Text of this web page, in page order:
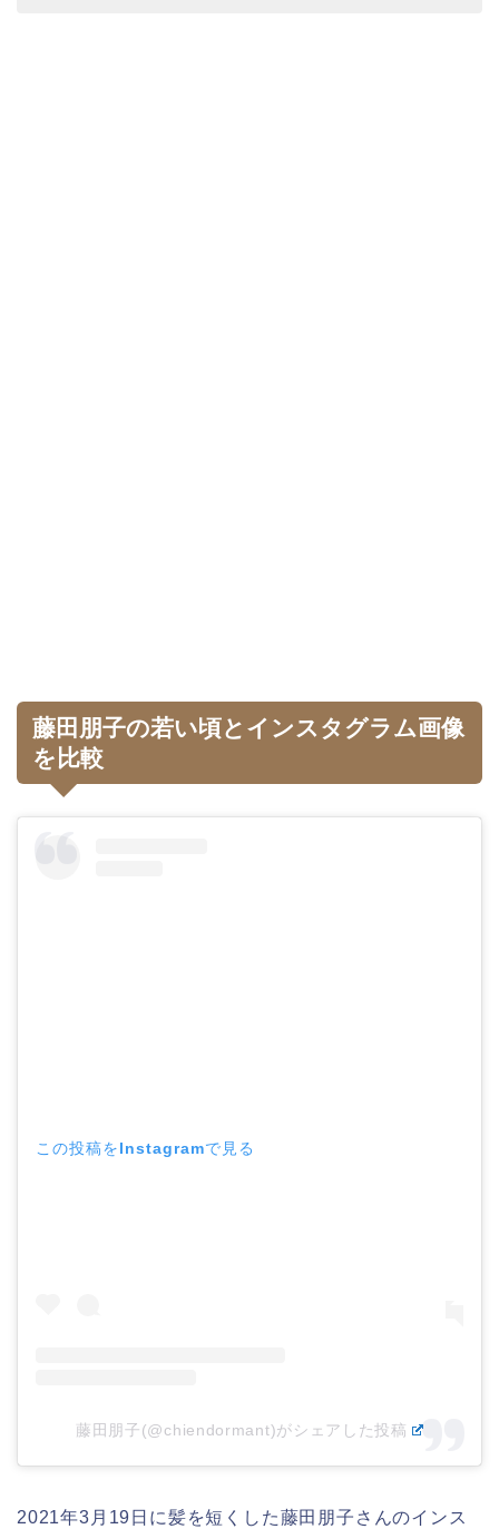
藤田朋子の若い頃とインスタグラム画像
を比較
この投稿をInstagramで見る
藤田朋子(@chiendormant)がシェアした投稿
2021年3月19日に髪を短くした藤田朋子さんのインス